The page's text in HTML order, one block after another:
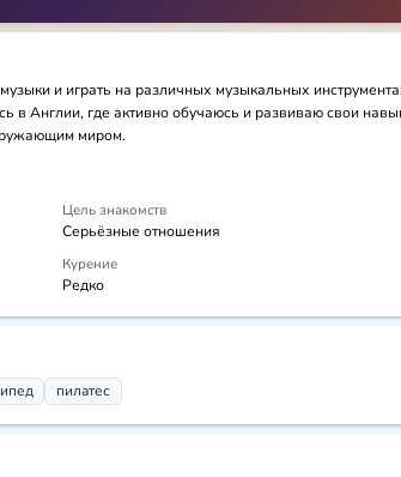
и играть на различных музыкальных
в Англии, где активно обучаюсь и развиваю свои
миром.
Цель знакомств
Серьёзные отношения
Курение
Редко
пилатес